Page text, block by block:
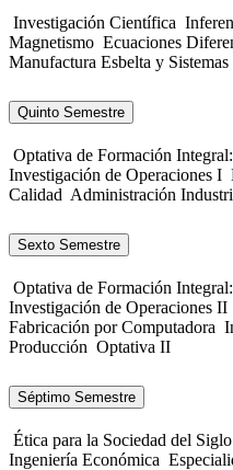
Investigación Científica
Magnetismo Ecuaciones
Manufactura Esbelta y
Quinto Semestre
Optativa de Formación
Investigación de Operaciones I
Calidad Administración
Sexto Semestre
Optativa de Formación
Investigación de Operaciones II
Fabricación por Computadora
Producción Optativa II
Séptimo Semestre
Ética para la Sociedad del
Ingeniería Económica